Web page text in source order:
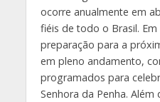
ocorre anualmente em
fiéis de todo o Brasil.
preparação para a
em pleno andamento,
programados para
Senhora da Penha. Além